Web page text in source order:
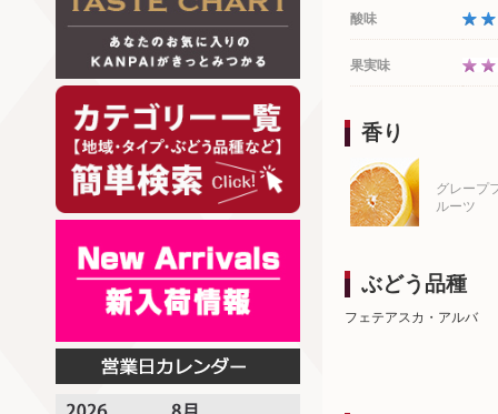
酸味
果実味
香り
グレープ
ルーツ
ぶどう品種
フェテアスカ・アルバ